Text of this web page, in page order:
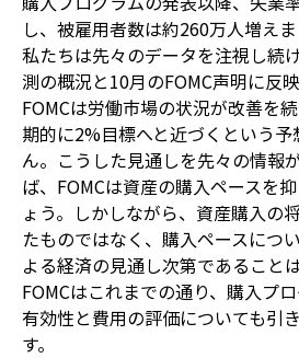
し、被雇用者数は約260万人増えま
私たちは先々のデータを注視し続
測の概況と10月のFOMC声明に反
FOMCは労働市場の状況が改善を
期的に2%目標へと近づくという
ん。こうした見通しを先々の情報
ば、FOMCは資産の購入ペースを
ょう。しかしながら、資産購入の
たものではなく、購入ペースにつ
よる経済の見通し次第であること
FOMCはこれまでの通り、購入プ
有効性と費用の評価についても引
す。